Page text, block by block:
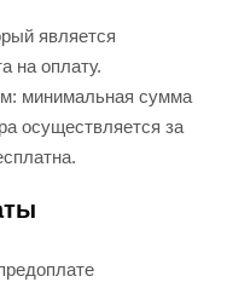
является
на оплату.
минимальная сумма
осуществляется за